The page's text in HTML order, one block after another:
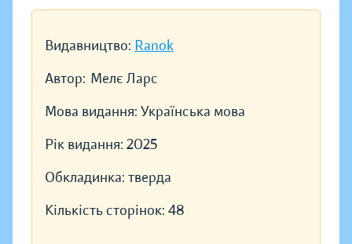
Видавництво: Ranok
Автор: Мелє Ларс
Мова видання: Українська мова
Рік видання: 2025
Обкладинка: тверда
Кількість сторінок: 48